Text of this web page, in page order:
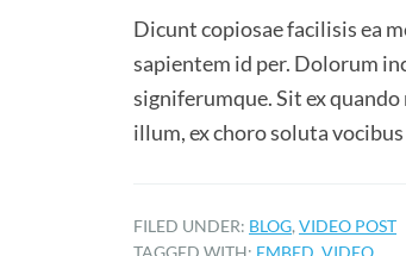
Dicunt copiosae facilisis ea
sapientem id per. Dolorum
signiferumque. Sit ex
illum, ex choro soluta
FILED UNDER: BLOG, VIDEO POST
TAGGED WITH: EMBED VIDEO